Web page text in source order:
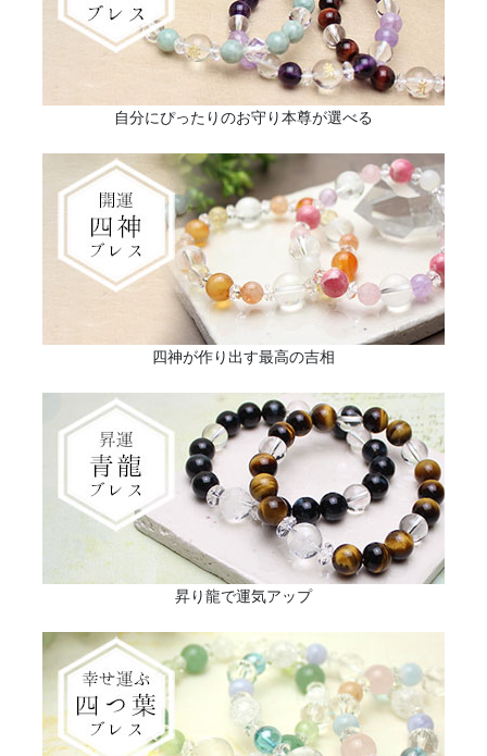
自分にぴったりのお守り本尊が選べる
四神が作り出す最高の吉相
昇り龍で運気アップ